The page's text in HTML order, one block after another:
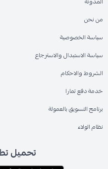
من نحن
سياسة الخصوصية
سياسة الاستبدال والاسترجاع
الشروط والاحكام
خدمة دفع تمارا
برنامج التسويق بالعمولة
نظام الولاء
تحميل